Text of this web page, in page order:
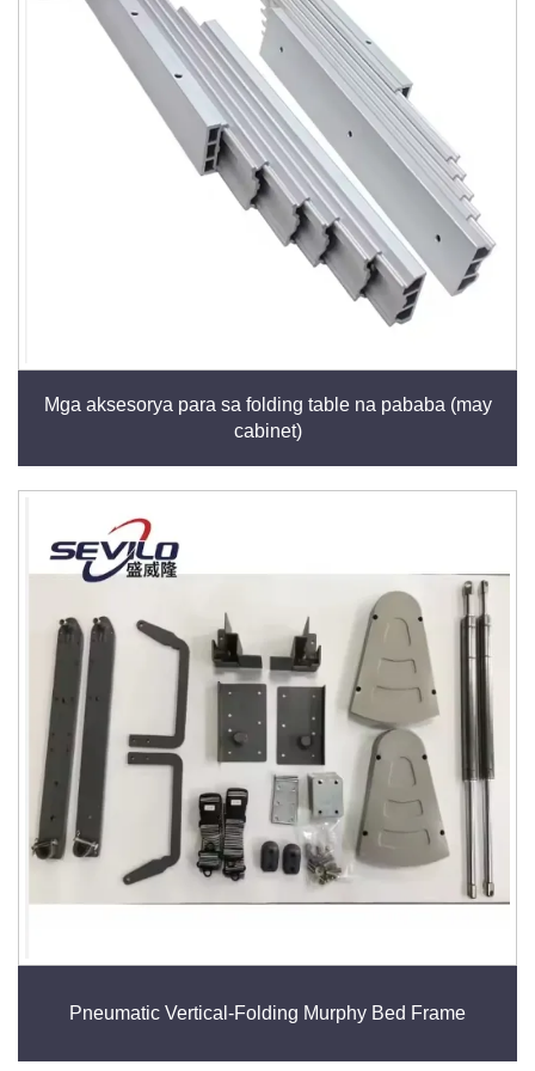
idinaragdag nito ang halaga sa pamamagitan ng
pagsasama ng kasanayan at inobatibong disenyo
para sa pang-araw-araw na kahusayan.
Mga aksesorya para sa folding table na pababa (may
cabinet)
Pneumatic Vertical-Folding Murphy Bed Frame